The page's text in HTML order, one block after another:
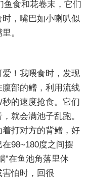
鱼食和花卷末，它们
，嘴巴如小喇叭似
。
！我喂食时，发现
部的鳍，利用流线
的速度抢食。它们
就会满池子乱跑。
打对方的背鳍，好
98~180度之间摆
”在鱼池角落里休
怕时，回很